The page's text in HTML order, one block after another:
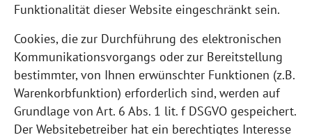
Funktionalität dieser Website eingeschränkt sein.
Cookies, die zur Durchführung des elektronischen
Kommunikationsvorgangs oder zur Bereitstellung
bestimmter, von Ihnen erwünschter Funktionen (z.B.
Warenkorbfunktion) erforderlich sind, werden auf
Grundlage von Art. 6 Abs. 1 lit. f DSGVO gespeichert.
Der Websitebetreiber hat ein berechtigtes Interesse